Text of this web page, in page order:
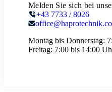
Melden Sie sich bei
+43 7733 / 8026
Montag bis Donnerstag:
Freitag: 7:00 bis 14:00